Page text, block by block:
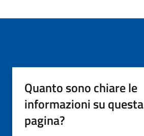
Quanto sono chiare le
informazioni su questa
pagina?